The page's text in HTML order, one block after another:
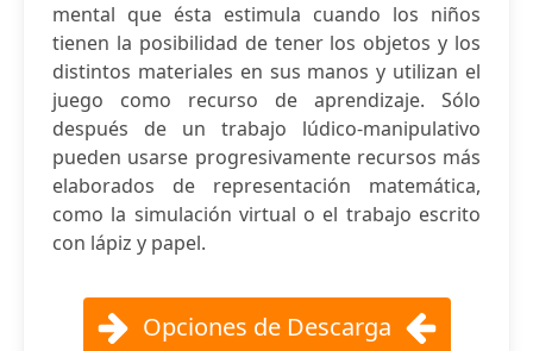
mental que ésta estimula cuando los niños
tienen la posibilidad de tener los objetos y los
distintos materiales en sus manos y utilizan el
juego como recurso de aprendizaje. Sólo
después de un trabajo lúdico-manipulativo
pueden usarse progresivamente recursos más
elaborados de representación matemática,
como la simulación virtual o el trabajo escrito
con lápiz y papel.
Opciones de Descarga